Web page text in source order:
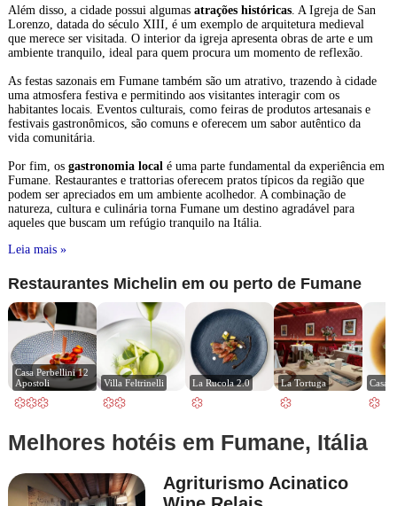
Além disso, a cidade possui algumas atrações históricas. A Igreja de San
Lorenzo, datada do século XIII, é um exemplo de arquitetura medieval
que merece ser visitada. O interior da igreja apresenta obras de arte e um
ambiente tranquilo, ideal para quem procura um momento de reflexão.
As festas sazonais em Fumane também são um atrativo, trazendo à cidade
uma atmosfera festiva e permitindo aos visitantes interagir com os
habitantes locais. Eventos culturais, como feiras de produtos artesanais e
festivais gastronômicos, são comuns e oferecem um sabor autêntico da
vida comunitária.
Por fim, os gastronomia localé uma parte fundamental da experiência em
Fumane. Restaurantes e trattorias oferecem pratos típicos da região que
podem ser apreciados em um ambiente acolhedor. A combinação de
natureza, cultura e culinária torna Fumane um destino agradável para
aqueles que buscam um refúgio tranquilo na Itália.
Leia mais »
Restaurantes Michelin em ou perto de Fumane
Casa Perbellini 12
Apostoli
Villa Feltrinelli La Rucola 2.0 La Tortuga Casa
Melhores hotéis em Fumane, Itália
Agriturismo Acinatico